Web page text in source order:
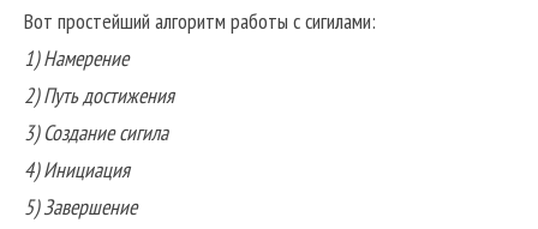
Вот простейший алгоритм работы с сигилами:
1) Намерение
2) Путь достижения
3) Создание сигила
4) Инициация
5) Завершение